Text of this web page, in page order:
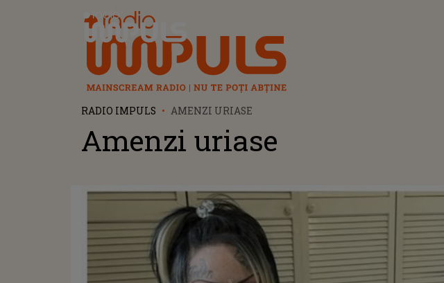
Radio Impuls
RADIO IMPULS AMENZI URIASE
Amenzi uriase